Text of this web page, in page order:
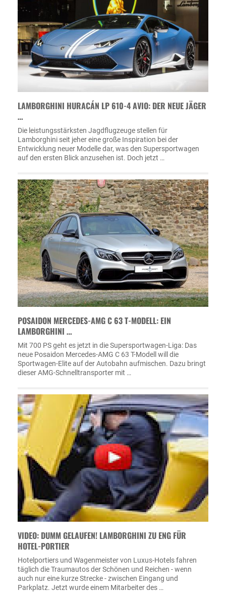
LAMBORGHINI HURACÁN LP 610-4 AVIO: DER NEUE JÄGER
…
Die leistungsstärksten Jagdflugzeuge stellen für
Lamborghini seit jeher eine große Inspiration bei der
Entwicklung neuer Modelle dar, was den Supersportwagen
auf den ersten Blick anzusehen ist. Doch jetzt …
POSAIDON MERCEDES-AMG C 63 T-MODELL: EIN
LAMBORGHINI …
Mit 700 PS geht es jetzt in die Supersportwagen-Liga: Das
neue Posaidon Mercedes-AMG C 63 T-Modell will die
Sportwagen-Elite auf der Autobahn aufmischen. Dazu bringt
dieser AMG-Schnelltransporter mit …
VIDEO: DUMM GELAUFEN! LAMBORGHINI ZU ENG FÜR
HOTEL-PORTIER
Hotelportiers und Wagenmeister von Luxus-Hotels fahren
täglich die Traumautos der Schönen und Reichen - wenn
auch nur eine kurze Strecke - zwischen Eingang und
Parkplatz. Jetzt wurde einem Mitarbeiter des …